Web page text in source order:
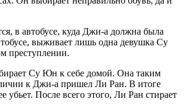
в автобусе, куда Джи-а должна была
выживает лишь одна девушка Су
преступлении.
Су Юн к себе домой. Она таким
к Джи-а пришел Ли Ран. В итоге
убьет. После всего этого, Ли Ран стирает